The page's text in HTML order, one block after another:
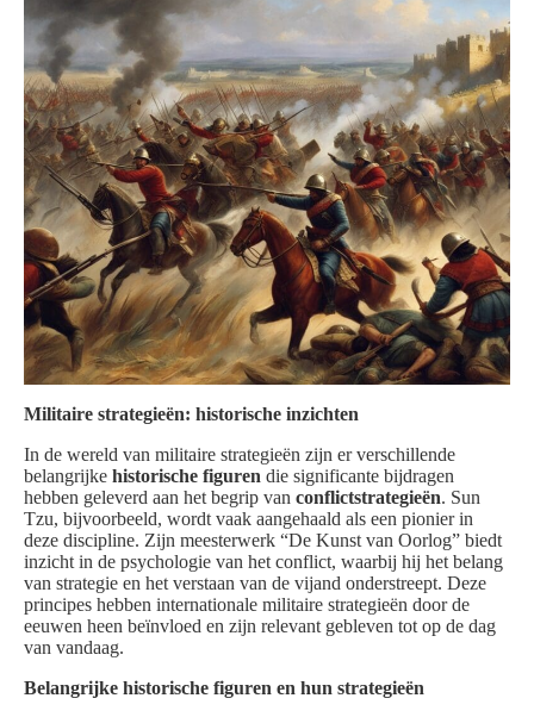
Militaire strategieën: historische inzichten
In de wereld van militaire strategieën zijn er verschillende
belangrijke historische figuren die significante bijdragen
hebben geleverd aan het begrip van conflictstrategieën. Sun
Tzu, bijvoorbeeld, wordt vaak aangehaald als een pionier in
deze discipline. Zijn meesterwerk “De Kunst van Oorlog” biedt
inzicht in de psychologie van het conflict, waarbij hij het belang
van strategie en het verstaan van de vijand onderstreept. Deze
principes hebben internationale militaire strategieën door de
eeuwen heen beïnvloed en zijn relevant gebleven tot op de dag
van vandaag.
Belangrijke historische figuren en hun strategieën